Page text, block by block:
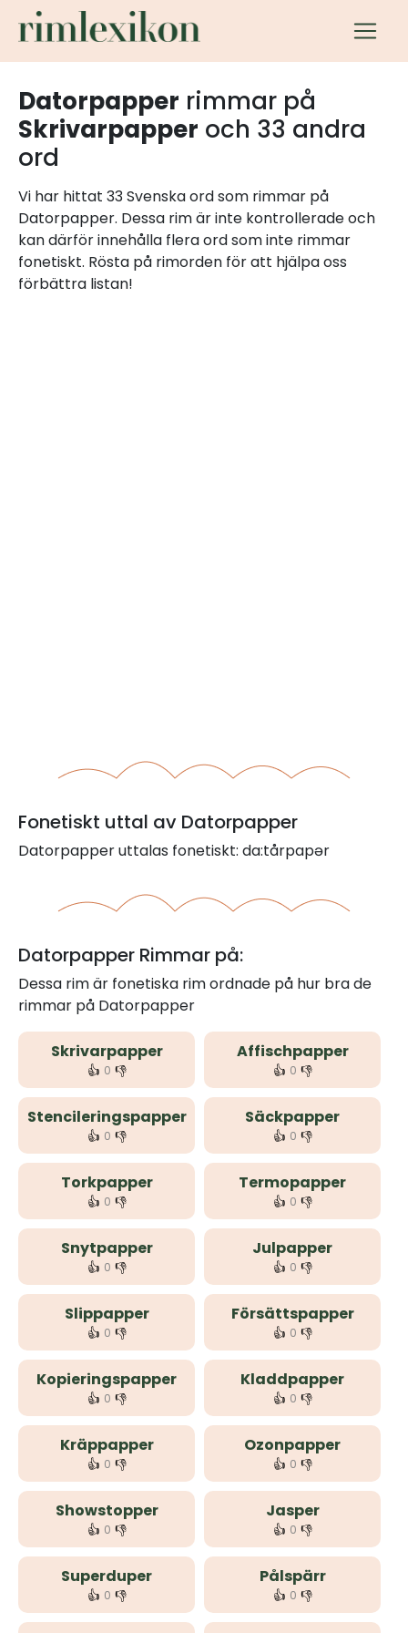
Datorpapper rimmar på
Skrivarpapper och 33 andra
ord
Vi har hittat 33 Svenska ord som rimmar på
Datorpapper. Dessa rim är inte kontrollerade och
kan därför innehålla flera ord som inte rimmar
fonetiskt. Rösta på rimorden för att hjälpa oss
förbättra listan!
Fonetiskt uttal av Datorpapper
Datorpapper uttalas fonetiskt: da:tårpapər
Datorpapper Rimmar på:
Dessa rim är fonetiska rim ordnade på hur bra de
rimmar på Datorpapper
Skrivarpapper
👍 0 👎
Affischpapper
👍 0 👎
Stencileringspapper
👍 0 👎
Säckpapper
👍 0 👎
Torkpapper
👍 0 👎
Termopapper
👍 0 👎
Snytpapper
👍 0 👎
Julpapper
👍 0 👎
Slippapper
👍 0 👎
Försättspapper
👍 0 👎
Kopieringspapper
👍 0 👎
Kladdpapper
👍 0 👎
Kräppapper
👍 0 👎
Ozonpapper
👍 0 👎
Showstopper
👍 0 👎
Jasper
👍 0 👎
Superduper
👍 0 👎
Pålspärr
👍 0 👎